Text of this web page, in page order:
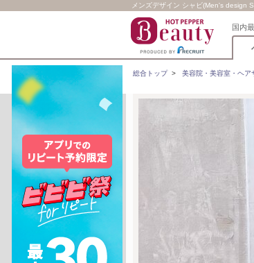
メンズデザイン シャビ(Men's design
国内
総合トップ> 美容院・美容室・ヘア